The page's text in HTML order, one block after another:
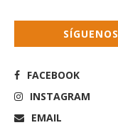
FACEBOOK
INSTAGRAM
EMAIL